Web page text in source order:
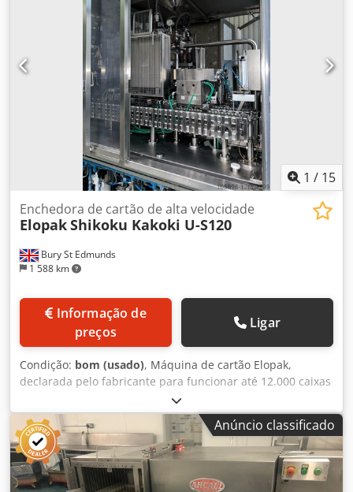
1 / 15
Bury St Edmunds
1 588 km
Enchedora de cartão de alta velocidade
ElopakShikoku Kakoki U-S120
preços
Ligar
Condição: bom (usado), Máquina de cartão Elopak,
declarada pelo fabricante para funcionar até 12.000 caixas
de cartão por hora. Construída em 1997, mas totalmente
reconstruída pelo fabricante em cerca de 2004 e utilizada
durante menos de dois anos. Dodpfx Ajpivdispwswa
Anúncio classificado